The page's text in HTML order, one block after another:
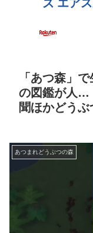
「あつ森」
の図鑑が人…
聞ほかどう
あつまれどうぶつの森